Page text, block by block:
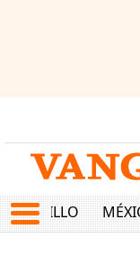
SALTILLO